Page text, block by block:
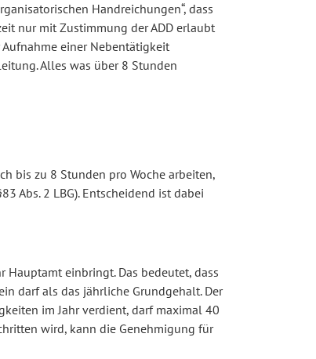
Handreichungen“, dass
nur mit Zustimmung der ADD erlaubt
einer Nebentätigkeit
Alles was über 8 Stunden
bis zu 8 Stunden pro Woche arbeiten,
Abs. 2 LBG). Entscheidend ist dabei
einbringt. Das bedeutet, dass
darf als das jährliche Grundgehalt. Der
im Jahr verdient, darf maximal 40
wird, kann die Genehmigung für